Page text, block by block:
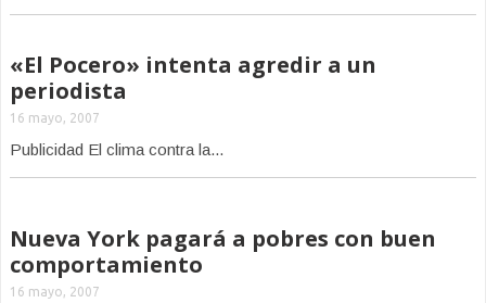
«El Pocero» intenta agredir a un
periodista
16 mayo, 2007
Publicidad El clima contra la...
Nueva York pagará a pobres con buen
comportamiento
16 mayo, 2007